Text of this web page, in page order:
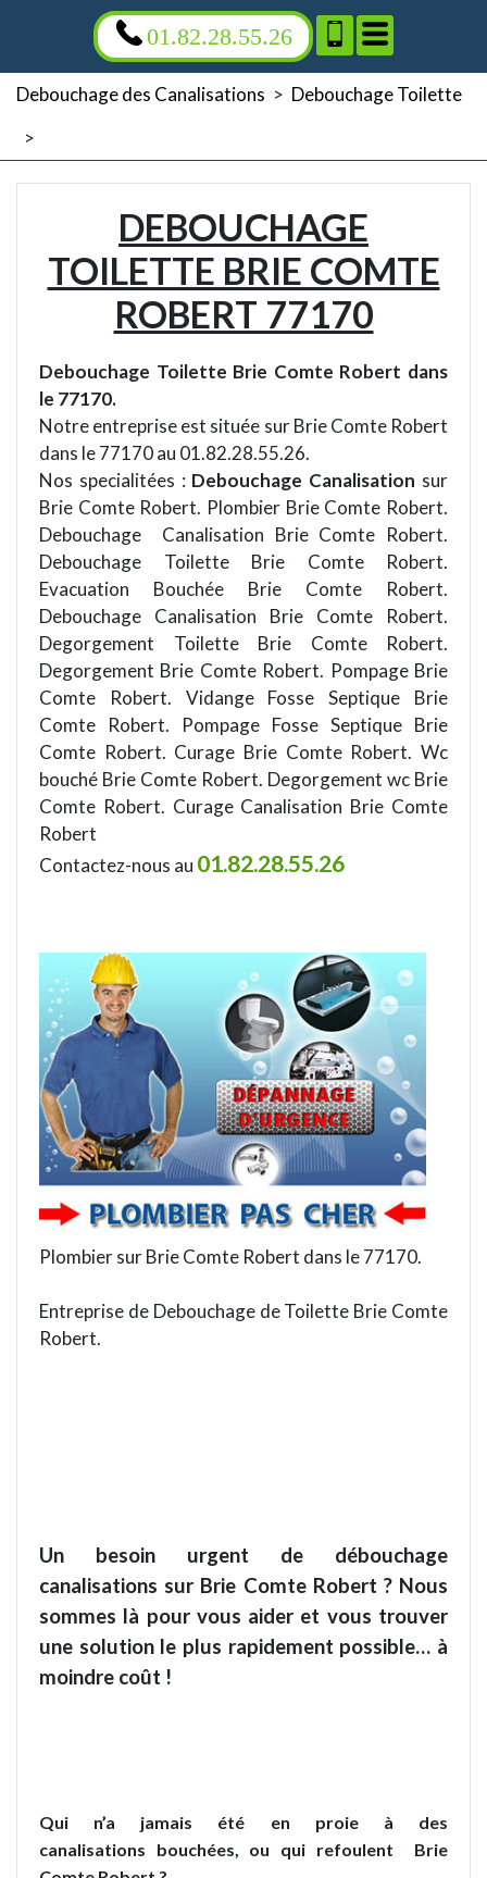
01.82.28.55.26
Debouchage des Canalisations > Debouchage Toilette
>
DEBOUCHAGE
TOILETTE BRIE COMTE
ROBERT 77170
Debouchage Toilette Brie Comte Robert dans
le 77170.
Notre entreprise est située sur Brie Comte Robert
dans le 77170 au 01.82.28.55.26.
Nos specialitées : Debouchage Canalisation sur
Brie Comte Robert. Plombier Brie Comte Robert.
Debouchage Canalisation Brie Comte Robert.
Debouchage Toilette Brie Comte Robert.
Evacuation Bouchée Brie Comte Robert.
Debouchage Canalisation Brie Comte Robert.
Degorgement Toilette Brie Comte Robert.
Degorgement Brie Comte Robert. Pompage Brie
Comte Robert. Vidange Fosse Septique Brie
Comte Robert. Pompage Fosse Septique Brie
Comte Robert. Curage Brie Comte Robert. Wc
bouché Brie Comte Robert. Degorgement wc Brie
Comte Robert. Curage Canalisation Brie Comte
Robert
Contactez-nous au 01.82.28.55.26
Plombier sur Brie Comte Robert dans le 77170.
Entreprise de Debouchage de Toilette Brie Comte
Robert.
Un besoin urgent de débouchage
canalisations sur Brie Comte Robert ? Nous
sommes là pour vous aider et vous trouver
une solution le plus rapidement possible… à
moindre coût !
Qui n’a jamais été en proie à des
canalisations bouchées, ou qui refoulent
Brie